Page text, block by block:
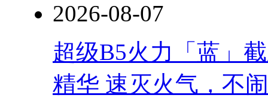
2026-08-07
超级B5火力「蓝」
精华 速灭火气，不